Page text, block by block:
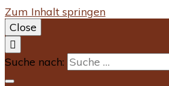
Zum Inhalt springen
Close
Suche nach: